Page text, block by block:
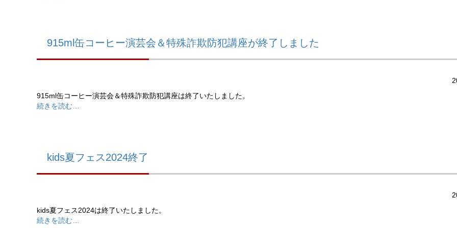
915ml缶コーヒー演芸会＆特殊詐欺防犯講座が終了しました
915ml缶コーヒー演芸会＆特殊詐欺防犯講座は終了いたしました。
続きを読む…
kids夏フェス2024終了
kids夏フェス2024は終了いたしました。
続きを読む…